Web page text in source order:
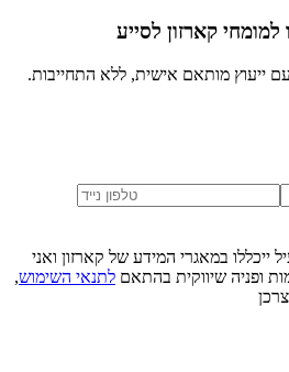
קארזון לסייע
ייעוץ מותאם אישית, ללא התחייבות.
במאגרי המידע של קארזון ואני
ופניה שיווקית בהתאם לתנאי השימוש,